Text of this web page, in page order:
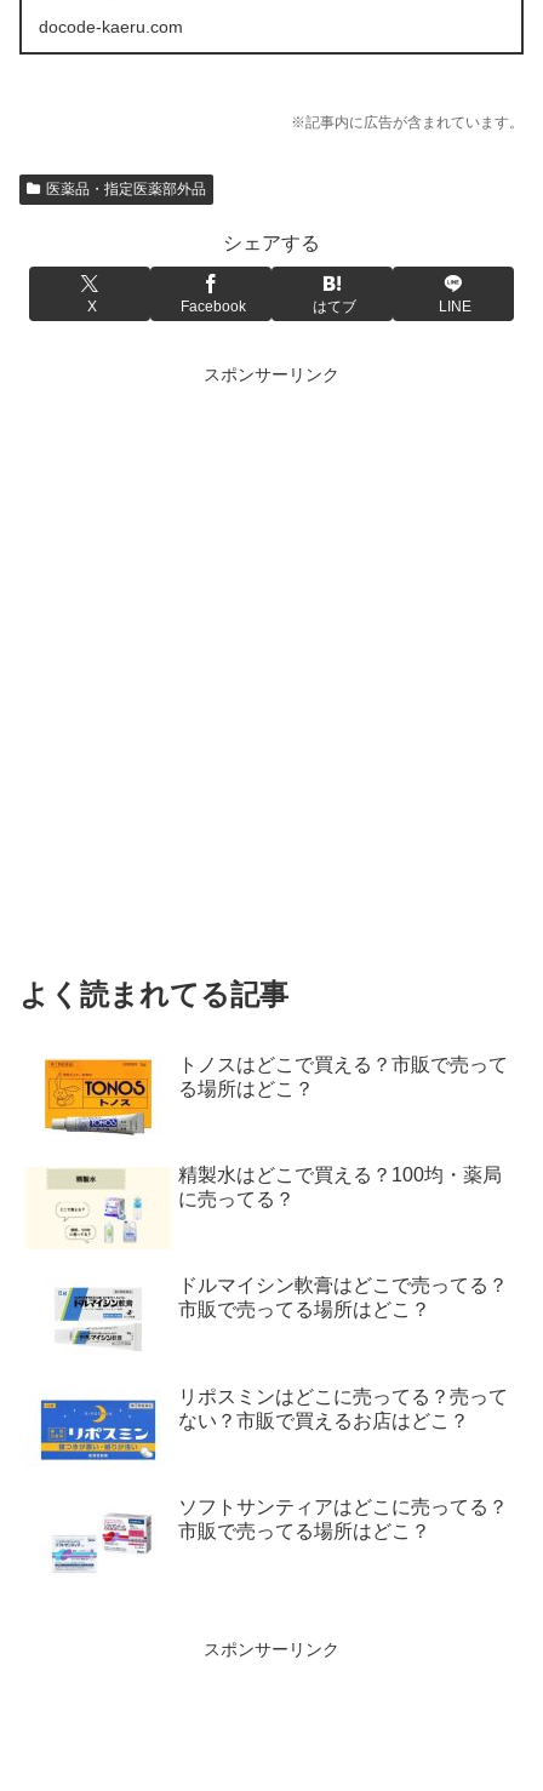
docode-kaeru.com
※記事内に広告が含まれています。
医薬品・指定医薬部外品
シェアする
X Facebook はてブ LINE
スポンサーリンク
よく読まれてる記事
トノスはどこで買える？市販で売って
る場所はどこ？
精製水はどこで買える？100均・薬局
に売ってる？
ドルマイシン軟膏はどこで売ってる？
市販で売ってる場所はどこ？
リポスミンはどこに売ってる？売って
ない？市販で買えるお店はどこ？
ソフトサンティアはどこに売ってる？
市販で売ってる場所はどこ？
スポンサーリンク